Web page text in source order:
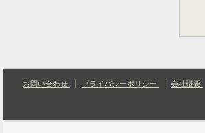
お問い合わせ プライバシーポリシー 会社概要